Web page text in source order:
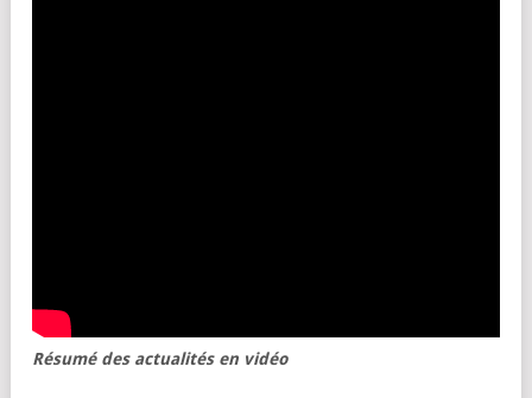
Résumé des actualités en vidéo